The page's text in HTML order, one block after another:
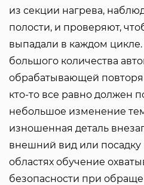
из секции нагрева,
полости, и проверяют,
выпадали в каждом
большого количества
обрабатывающей
кто-то все равно должен
небольшое изменение
изношенная деталь
внешний вид или
областях обучение
безопасности при